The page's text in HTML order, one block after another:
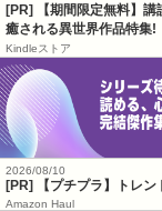
[PR] 【期間限定無料】
癒される異世界作品特集!
Kindleストア
2026/08/10
[PR] 【プチプラ】トレン
Amazon Haul